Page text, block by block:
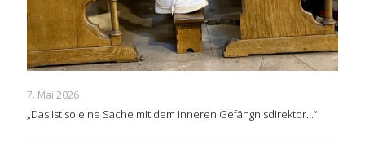
7. Mai 2026
„Das ist so eine Sache mit dem inneren Gefängnisdirektor…“